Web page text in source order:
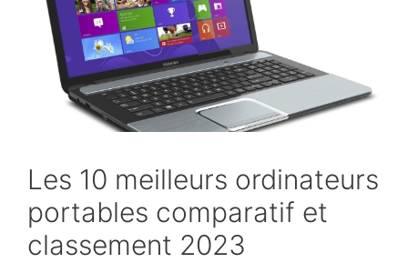
Les 10 meilleurs ordinateurs
portables comparatif et
classement 2023